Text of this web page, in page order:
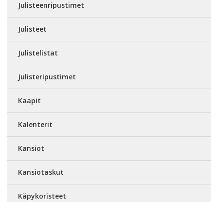
Julisteenripustimet
Julisteet
Julistelistat
Julisteripustimet
Kaapit
Kalenterit
Kansiot
Kansiotaskut
Käpykoristeet